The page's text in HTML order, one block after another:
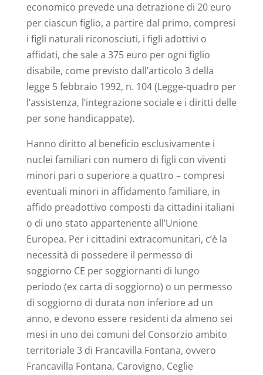
economico prevede una detrazione di 20 euro
per ciascun figlio, a partire dal primo, compresi
i figli naturali riconosciuti, i figli adottivi o
affidati, che sale a 375 euro per ogni figlio
disabile, come previsto dall’articolo 3 della
legge 5 febbraio 1992, n. 104 (Legge-quadro per
l’assistenza, l’integrazione sociale e i diritti delle
per­ sone handicappate).
Hanno diritto al beneficio esclusivamente i
nuclei familiari con numero di figli con­ viventi
minori pari o superiore a quattro – compresi
eventuali minori in affidamen­to familiare, in
affido preadottivo composti da cittadini italiani
o di uno stato apparte­nente all’Unione
Europea. Per i cittadini extracomunitari, c’è la
necessità di possedere il permesso di
soggiorno CE per soggiornanti di lungo
periodo (ex carta di soggiorno) o un permesso
di soggiorno di durata non inferiore ad un
anno, e devono essere residenti da almeno sei
mesi in uno dei comuni del Consorzio ambito
territoriale 3 di Francavilla Fontana, ovvero
Francavilla Fontana, Carovigno, Ceglie